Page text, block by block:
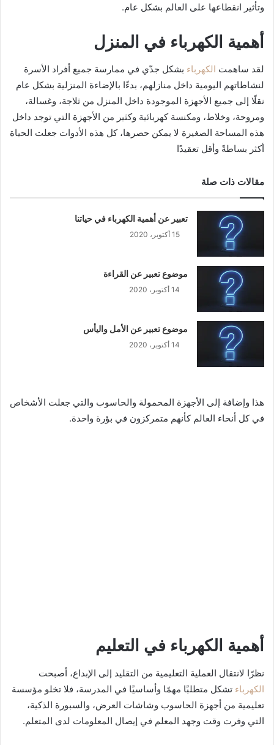
وتأثير انقطاعها على العالم بشكل عام.
أهمية الكهرباء في المنزل
لقد ساهمت الكهرباء بشكل جدّي في ممارسة جميع أفراد الأسرة
لنشاطاتهم اليومية داخل منازلهم، بدءًا بالإضاءة المنزلية بشكل عام
نقلًا إلى جميع الأجهزة الموجودة داخل المنزل من ثلاجة، وغسالة،
ومروحة، وخلاط، ومكنسة كهربائية وكثير من الأجهزة التي توجد داخل
هذه المساحة الصغيرة لا يمكن حصرها، كل هذه الأدوات جعلت الحياة
أكثر بساطةً وأقل تعقيدًا
مقالات ذات صلة
تعبير عن أهمية الكهرباء في حياتنا
15 أكتوبر، 2020
موضوع تعبير عن القراءة
14 أكتوبر، 2020
موضوع تعبير عن الأمل واليأس
14 أكتوبر، 2020
هذا وإضافة إلى الأجهزة المحمولة والحاسوب والتي جعلت الأشخاص
في كل أنحاء العالم كأنهم متمركزون في بؤرة واحدة.
أهمية الكهرباء في التعليم
نظرًا لانتقال العملية التعليمية من التقليد إلى الإبداع، أصبحت
الكهرباء تشكل متطلبًا مهمًا وأساسيًا في المدرسة، فلا تخلو مؤسسة
تعليمية من أجهزة الحاسوب وشاشات العرض، والسبورة الذكية،
التي وفرت وقت وجهد المعلم في إيصال المعلومات لدى المتعلم.